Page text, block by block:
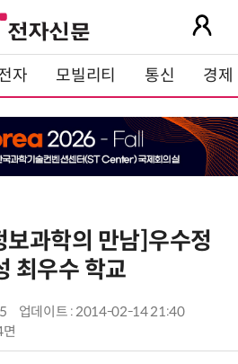
자 모빌리티 통신 경제
과학의 만남]우수정
최우수 학교
업데이트 : 2014-02-14 21:40